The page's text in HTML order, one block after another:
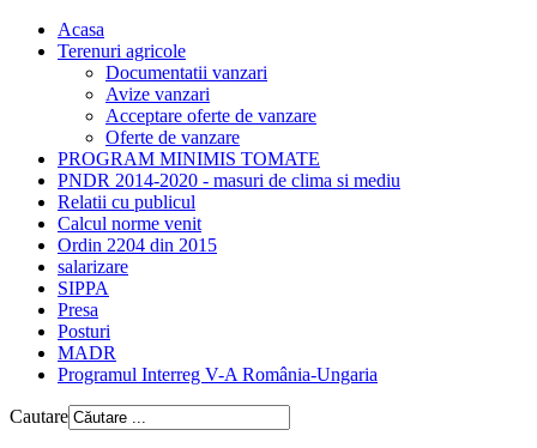
Acasa
Terenuri agricole
Documentatii vanzari
Avize vanzari
Acceptare oferte de vanzare
Oferte de vanzare
PROGRAM MINIMIS TOMATE
PNDR 2014-2020 - masuri de clima si mediu
Relatii cu publicul
Calcul norme venit
Ordin 2204 din 2015
salarizare
SIPPA
Presa
Posturi
MADR
Programul Interreg V-A România-Ungaria
Cautare